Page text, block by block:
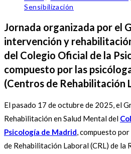
Sensibilización
Jornada organizada por el
intervención y
del Colegio Oficial de la
compuesto por las
(Centros de Rehabilitación
El pasado 17 de octubre de 2025, el
Rehabilitación en Salud Mental del
Psicología de Madrid, compuesto
de Rehabilitación Laboral (CRL) de la